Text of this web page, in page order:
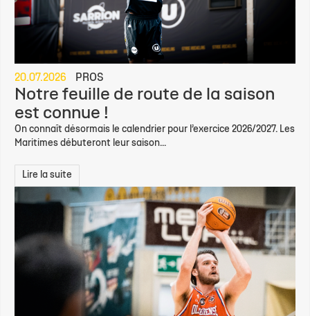
20.07.2026 PROS
Notre feuille de route de la saison
est connue !
On connaît désormais le calendrier pour l’exercice 2026/2027. Les
Maritimes débuteront leur saison...
Lire la suite